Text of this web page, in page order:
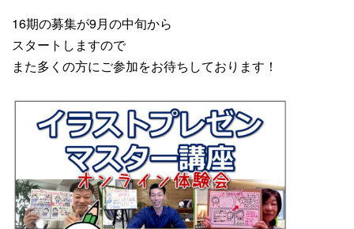
16期の募集が9月の中旬から
スタートしますので
また多くの方にご参加をお待ちしております！